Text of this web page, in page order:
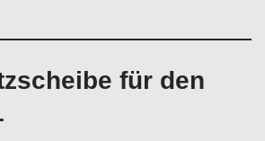
für den